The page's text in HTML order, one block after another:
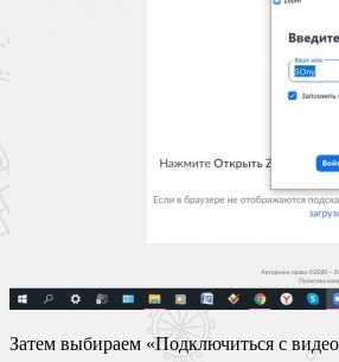
Затем выбираем «Подключиться с